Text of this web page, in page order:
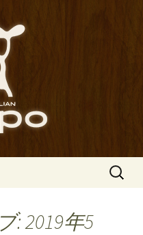
イタリアン
ポ）」の公式
チェッポ）」。
岐オリーブ牛の
メニューも豊富
一人飲みのお客
検
: 2019年5